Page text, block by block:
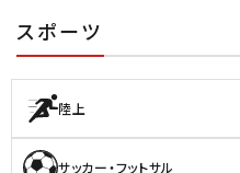
スポーツ
陸上
サッカー・フットサル